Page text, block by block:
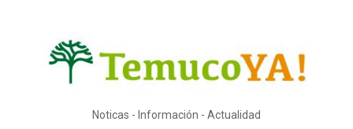
Noticas - Información - Actualidad